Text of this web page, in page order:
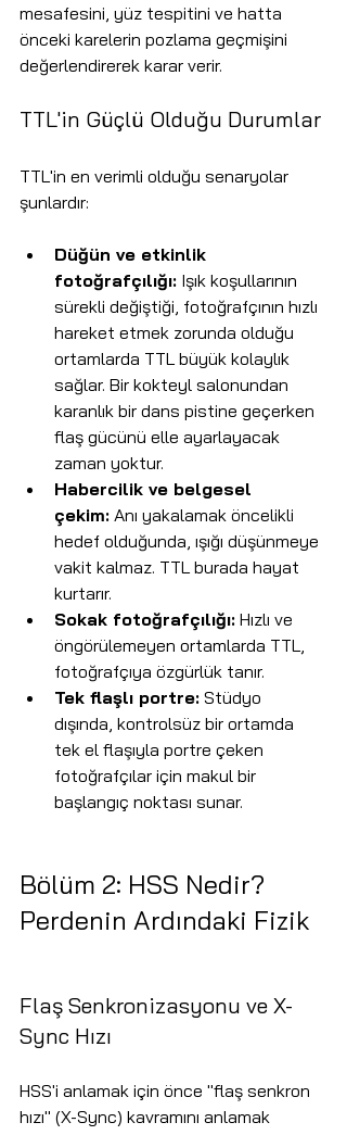
mesafesini, yüz tespitini ve hatta
önceki karelerin pozlama geçmişini
değerlendirerek karar verir.
TTL'in Güçlü Olduğu Durumlar
TTL'in en verimli olduğu senaryolar
şunlardır:
Düğün ve etkinlik
fotoğrafçılığı: Işık koşullarının
sürekli değiştiği, fotoğrafçının hızlı
hareket etmek zorunda olduğu
ortamlarda TTL büyük kolaylık
sağlar. Bir kokteyl salonundan
karanlık bir dans pistine geçerken
flaş gücünü elle ayarlayacak
zaman yoktur.
Habercilik ve belgesel
çekim: Anı yakalamak öncelikli
hedef olduğunda, ışığı düşünmeye
vakit kalmaz. TTL burada hayat
kurtarır.
Sokak fotoğrafçılığı: Hızlı ve
öngörülemeyen ortamlarda TTL,
fotoğrafçıya özgürlük tanır.
Tek flaşlı portre: Stüdyo
dışında, kontrolsüz bir ortamda
tek el flaşıyla portre çeken
fotoğrafçılar için makul bir
başlangıç noktası sunar.
Bölüm 2: HSS Nedir?
Perdenin Ardındaki Fizik
Flaş Senkronizasyonu ve X-
Sync Hızı
HSS'i anlamak için önce "flaş senkron
hızı" (X-Sync) kavramını anlamak